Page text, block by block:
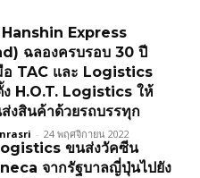
Express
ฉลองครบรอบ 30 ปี
อ TAC และ Logistics
ง H.O.T. Logistics ให้
งสินค้าด้วยรถบรรทุก
- 24 พฤศจิกายน 2022
ขนส่งวัคซีน
จากรัฐบาลญี่ปุ่นไปยัง